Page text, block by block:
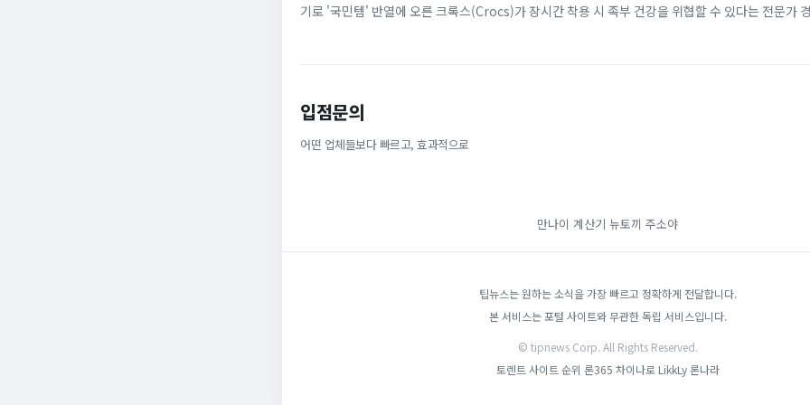
기로 '국민템' 반열에 오른 크록스(Crocs)가 장시간 착용 시 족부 건강을 위협할 수 있다는 전문가 경
입점문의
어떤 업체들보다 빠르고, 효과적으로
만나이 계산기 뉴토끼 주소야
팁뉴스는 원하는 소식을 가장 빠르고 정확하게 전달합니다.
본 서비스는 포털 사이트와 무관한 독립 서비스입니다.
© tipnews Corp. All Rights Reserved.
토렌트 사이트 순위 론365 차이나로 LikkLy 론나라